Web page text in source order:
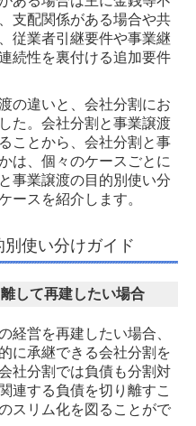
支配関係がある場合や共
従業者引継要件や事業継
続性を裏付ける追加要件
の違いと、会社分割にお
た。会社分割と事業譲渡
ことから、会社分割と事
は、個々のケースごとに
事業譲渡の目的別使い分
ースを紹介します。
使い分けガイド
して再建したい場合
経営を再建したい場合、
に承継できる会社分割を
社分割では負債も分割対
連する負債を切り離すこ
スリム化を図ることがで